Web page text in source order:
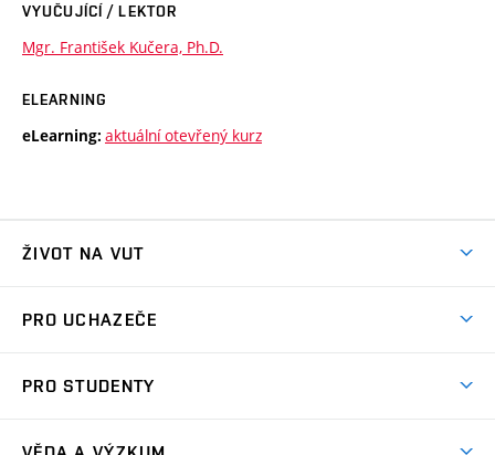
VYUČUJÍCÍ / LEKTOR
Mgr. František Kučera, Ph.D.
ELEARNING
eLearning: aktuální otevřený kurz
ŽIVOT NA VUT
Koleje
PRO UCHAZEČE
Dny otevřených dveří
PRO STUDENTY